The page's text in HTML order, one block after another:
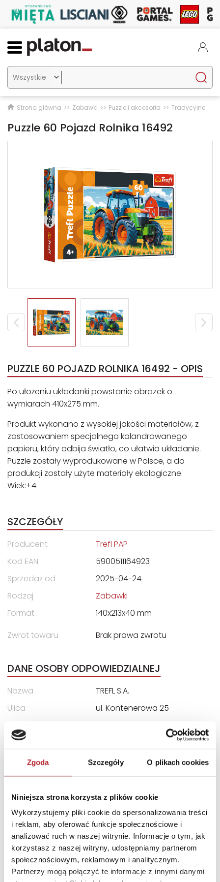
Zgoda Szczegóły O plikach cookies
Niniejsza strona korzysta z plików cookie
Wykorzystujemy pliki cookie do spersonalizowania treści
i reklam, aby oferować funkcje społecznościowe i
analizować ruch w naszej witrynie. Informacje o tym, jak
korzystasz z naszej witryny, udostępniamy partnerom
społecznościowym, reklamowym i analitycznym.
Partnerzy mogą połączyć te informacje z innymi danymi

Strona główna Zabawki Puzzle i akcesoria Tradycyjne
Puzzle 60 Pojazd Rolnika 16492
PUZZLE 60 POJAZD ROLNIKA 16492 - OPIS
Po ułożeniu układanki powstanie obrazek o
wymiarach 410x275 mm.
Produkt wykonano z wysokiej jakości materiałów, z
zastosowaniem specjalnego kalandrowanego
papieru, który odbija światło, co ułatwia układanie.
Puzzle zostały wyprodukowane w Polsce, a do
produkcji zostały użyte materiały ekologiczne.
Wiek:+4
SZCZEGÓŁY
Producent
Trefl PAP
Kod EAN
5900511164923
Sprzedaż od
2025-04-24
Rodzaj
Zabawki
Format
140x213x40 mm
Zwrot towaru
Brak prawa zwrotu
DANE OSOBY ODPOWIEDZIALNEJ
Nazwa
TREFL S.A.
Ulica
ul. Kontenerowa 25
Miasto
E-mail
trefl@trefl.com
INNI KLIENCI KUPOWALI